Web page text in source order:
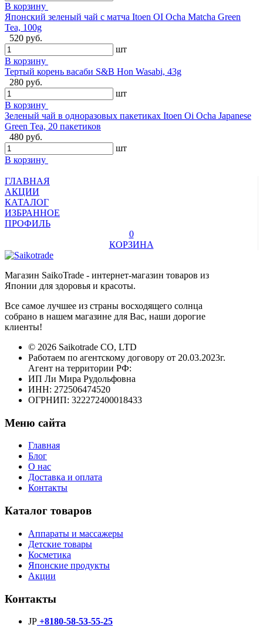
В корзину
Японский зеленый чай с матча Itoen OI Ocha Matcha Green
Tea, 100g
520 руб.
шт
В корзину
Тертый корень васаби S&B Hon Wasabi, 43g
280 руб.
шт
В корзину
Зеленый чай в одноразовых пакетиках Itoen Oi Ocha Japanese
Green Tea, 20 пакетиков
480 руб.
шт
В корзину
ГЛАВНАЯ
АКЦИИ
КАТАЛОГ
ИЗБРАННОЕ
ПРОФИЛЬ
0
КОРЗИНА
Магазин SaikoTrade - интернет-магазин товаров из
Японии для здоровья и красоты.
Все самое лучшее из страны восходящего солнца
собрано в нашем магазине для Вас, наши дорогие
клиенты!
© 2026 Saikotrade CO, LTD
Работаем по агентскому договору от 20.03.2023г.
Агент на территории РФ:
ИП Ли Мира Рудольфовна
ИНН: 272506474520
ОГРНИП: 322272400018433
Меню сайта
Главная
Блог
О нас
Доставка и оплата
Контакты
Каталог товаров
Аппараты и массажеры
Детские товары
Косметика
Японские продукты
Акции
Контакты
JP +8180-58-53-55-25